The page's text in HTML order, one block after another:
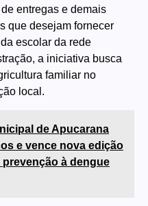
entregas e demais
que desejam fornecer
escolar da rede
a iniciativa busca
familiar no
local.
de Apucarana
e vence nova edição
à dengue